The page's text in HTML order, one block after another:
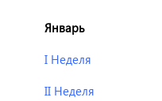
Январь
I Неделя
II Неделя